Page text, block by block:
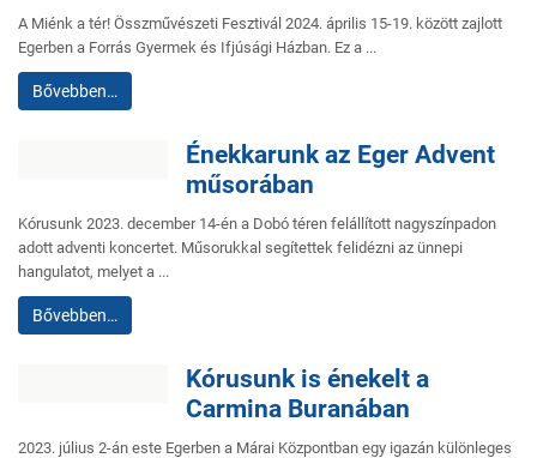
A Miénk a tér! Összművészeti Fesztivál 2024. április 15-19. között zajlott
Egerben a Forrás Gyermek és Ifjúsági Házban. Ez a ...
Bővebben…
Énekkarunk az Eger Advent
műsorában
Kórusunk 2023. december 14-én a Dobó téren felállított nagyszínpadon
adott adventi koncertet. Műsorukkal segítettek felidézni az ünnepi
hangulatot, melyet a ...
Bővebben…
Kórusunk is énekelt a
Carmina Buranában
2023. július 2-án este Egerben a Márai Központban egy igazán különleges